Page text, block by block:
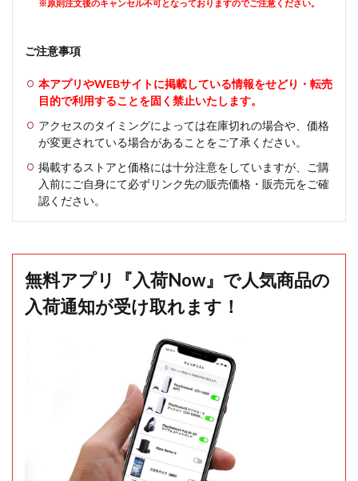
※原則注文後のキャンセル不可となっておりますのでご注意ください。
ご注意事項
本アプリやWEBサイトに掲載している情報をせどり・転売
目的で利用することを固く禁止いたします。
アクセスのタイミングによっては在庫切れの場合や、価格
が変更されている場合があることをご了承ください。
掲載するストアと価格には十分注意をしていますが、ご購
入前にご自身にて必ずリンク先の販売価格・販売元をご確
認ください。
無料アプリ『入荷Now』で人気商品の
入荷通知が受け取れます！